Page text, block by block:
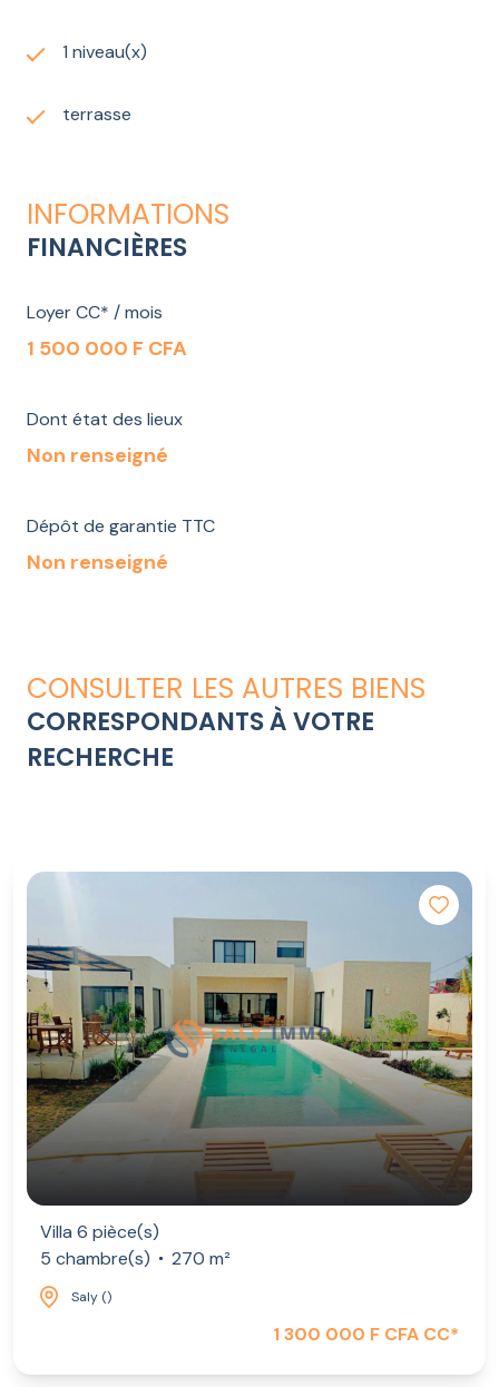
1 niveau(x)
terrasse
INFORMATIONS
FINANCIÈRES
Loyer CC* / mois
1 500 000 F CFA
Dont état des lieux
Non renseigné
Dépôt de garantie TTC
Non renseigné
CONSULTER LES AUTRES BIENS
CORRESPONDANTS À VOTRE
RECHERCHE
Villa 6 pièce(s)
5 chambre(s)
270 m²
Saly ()
1 300 000 F CFA CC*